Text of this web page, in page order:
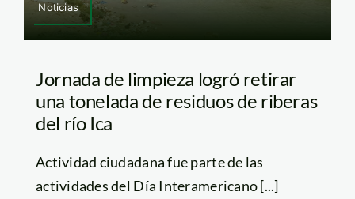
Noticias
Jornada de limpieza logró retirar
una tonelada de residuos de riberas
del río Ica
Actividad ciudadana fue parte de las
actividades del Día Interamericano [...]